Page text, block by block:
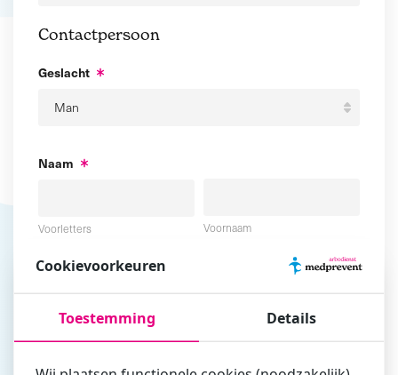
Contactpersoon
Geslacht
Naam
Voorletters Voornaam
Cookievoorkeuren
Toestemming Details